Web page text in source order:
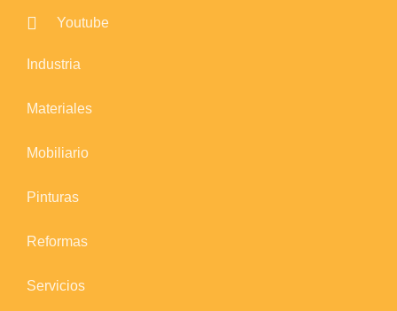
Youtube
Industria
Materiales
Mobiliario
Pinturas
Reformas
Servicios